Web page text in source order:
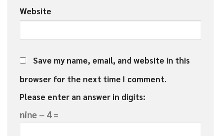
Website
Save my name, email, and website in this
browser for the next time I comment.
Please enter an answer in digits:
nine − 4 =